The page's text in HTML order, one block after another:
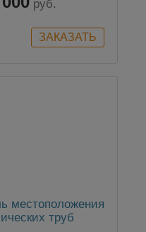
руб.
местоположения
труб